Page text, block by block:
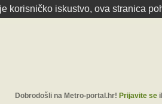
korisničko iskustvo, ova stranica
Dobrodošli na Metro-portal.hr! Prijavite se